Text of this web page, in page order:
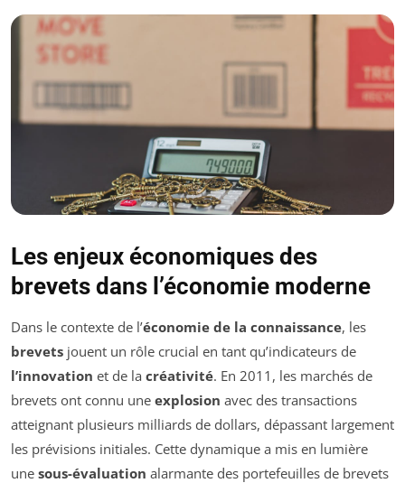
Les enjeux économiques des
brevets dans l’économie moderne
Dans le contexte de l’économie de la connaissance, les
brevets jouent un rôle crucial en tant qu’indicateurs de
l’innovation et de la créativité. En 2011, les marchés de
brevets ont connu une explosion avec des transactions
atteignant plusieurs milliards de dollars, dépassant largement
les prévisions initiales. Cette dynamique a mis en lumière
une sous-évaluation alarmante des portefeuilles de brevets